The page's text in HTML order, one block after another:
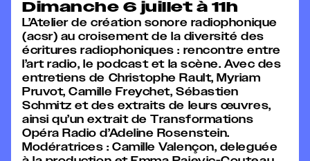
Dimanche 6 juillet à 11h
L’Atelier de création sonore radiophonique
(acsr) au croisement de la diversité des
écritures radiophoniques : rencontre entre
l’art radio, le podcast et la scène. Avec des
entretiens de Christophe Rault, Myriam
Pruvot, Camille Freychet, Sébastien
Schmitz et des extraits de leurs œuvres,
ainsi qu’un extrait de Transformations
Opéra Radio d’Adeline Rosenstein.
Modératrices : Camille Valençon, deleguée